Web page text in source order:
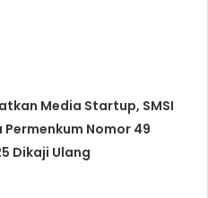
Media Startup, SMSI
Permenkum Nomor 49
Dikaji Ulang